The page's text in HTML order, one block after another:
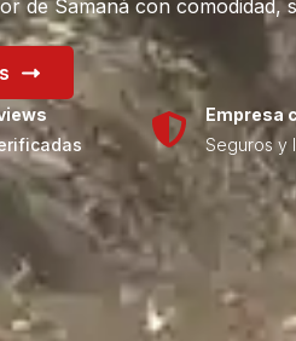
de Samaná con comodidad,
Empresa
Seguros y